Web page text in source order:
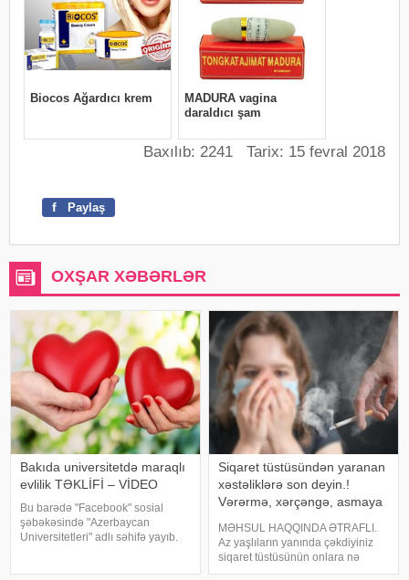
Baxılıb: 2241 Tarix: 15 fevral 2018
f Paylaş
OXŞAR XƏBƏRLƏR
Bakıda universitetdə maraqlı
evlilik TƏKLİFİ – VİDEO
Bu barədə "Facebook" sosial
şəbəkəsində "Azerbaycan
Universitetleri" adlı səhifə yayıb.
Siqaret tüstüsündən yaranan
xəstəliklərə son deyin.!
Vərərmə, xərçəngə, asmaya
MƏHSUL HAQQINDA ƏTRAFLI.
Az yaşlıların yanında çəkdiyiniz
siqaret tüstüsünün onlara nə
qədər zərərli olduğunu